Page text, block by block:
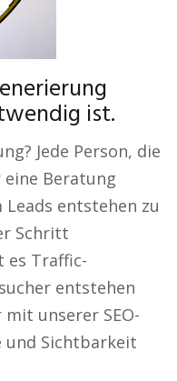
ist.
Jede Person, die
Beratung
entstehen zu
Schritt
es Traffic-
entstehen
unserer SEO-
und Sichtbarkeit